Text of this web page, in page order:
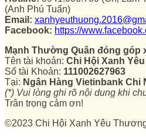
(Anh Phú Tuấn)
Email:
Facebook: https://
Mạnh Thường Quân đóng góp
Tên tài khoản: Chi Hội Xanh
Số tài Khoản: 111002627963
Tại: Ngân Hàng Vietinbank Chi
(*) Vui lòng ghi rõ nội dung khi
Trân trọng cảm ơn!
©2023 Chi Hội Xanh Yêu